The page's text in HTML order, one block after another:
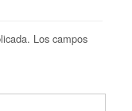
Los campos